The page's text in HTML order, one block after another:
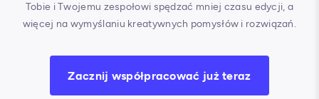
Tobie i Twojemu zespołowi spędzać mniej czasu edycji, a
więcej na wymyślaniu kreatywnych pomysłów i rozwiązań.
Zacznij współpracować już teraz